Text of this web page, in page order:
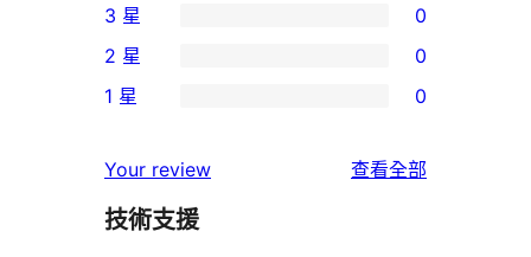
5
星
使
者
論
個
4
星
用
者
0
個
3
使
用
3 星 0
個
星
使
2 星 0
1
星
1 星 0
Your review 查看全部
技術支援